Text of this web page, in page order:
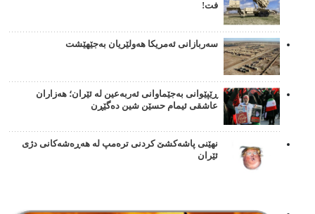
فت!
سەربازانی ئەمریکا هەولێریان بەجێهێشت
ڕێپێوانی بەجێماوانی ئەربەعین لە ئێران؛ هەزاران
عاشقی ئیمام حسێن شین دەگێڕن
نهێنی پاشەکشێ کردنی ترەمپ لە هەڕەشەکانی دژی
ئێران